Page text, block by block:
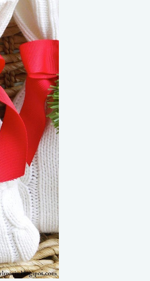
#Suli, munka
Angol középfokú
nyelvvizsga teszt -
No.42